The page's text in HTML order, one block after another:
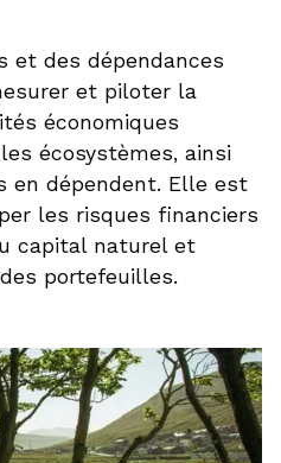
et des dépendances
et piloter la
économiques
écosystèmes, ainsi
en dépendent. Elle est
les risques financiers
capital naturel et
portefeuilles.